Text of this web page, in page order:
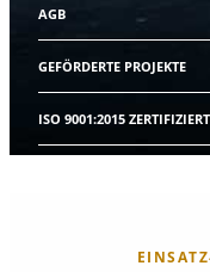
AGB
GEFÖRDERTE PROJEKTE
ISO 9001:2015 ZERTIFIZIERT